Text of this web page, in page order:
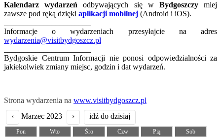
Kalendarz wydarzeń odbywających się w Bydgoszczymiej
zawsze pod ręką dzięki aplikacji mobilnej (Android i iOS).
Informacje o wydarzeniach przesyłajcie na adres
wydarzenia@visitbydgoszcz.pl
Bydgoskie Centrum Informacji nie ponosi odpowiedzialności za
jakiekolwiek zmiany miejsc, godzin i dat wydarzeń.
Strona wydarzenia na www.visitbydgoszcz.pl
‹
Marzec 2023 › idź do dzisiaj
Pon Wto Śro Czw Pią
Sob